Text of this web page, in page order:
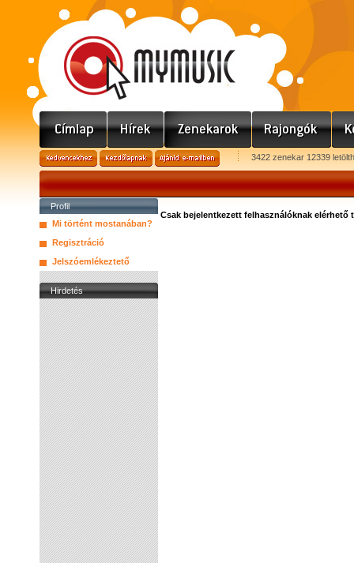
3422 zenekar 12339
Profil
Mi történt mostanában?
Regisztráció
Jelszóemlékeztető
Hirdetés
Csak bejelentkezett felhasználóknak elérhető